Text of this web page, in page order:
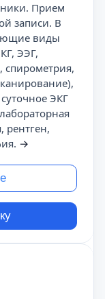
Прием
записи. В
виды
ЭЭГ,
спирометрия,
ЭКГ
рентген,
→